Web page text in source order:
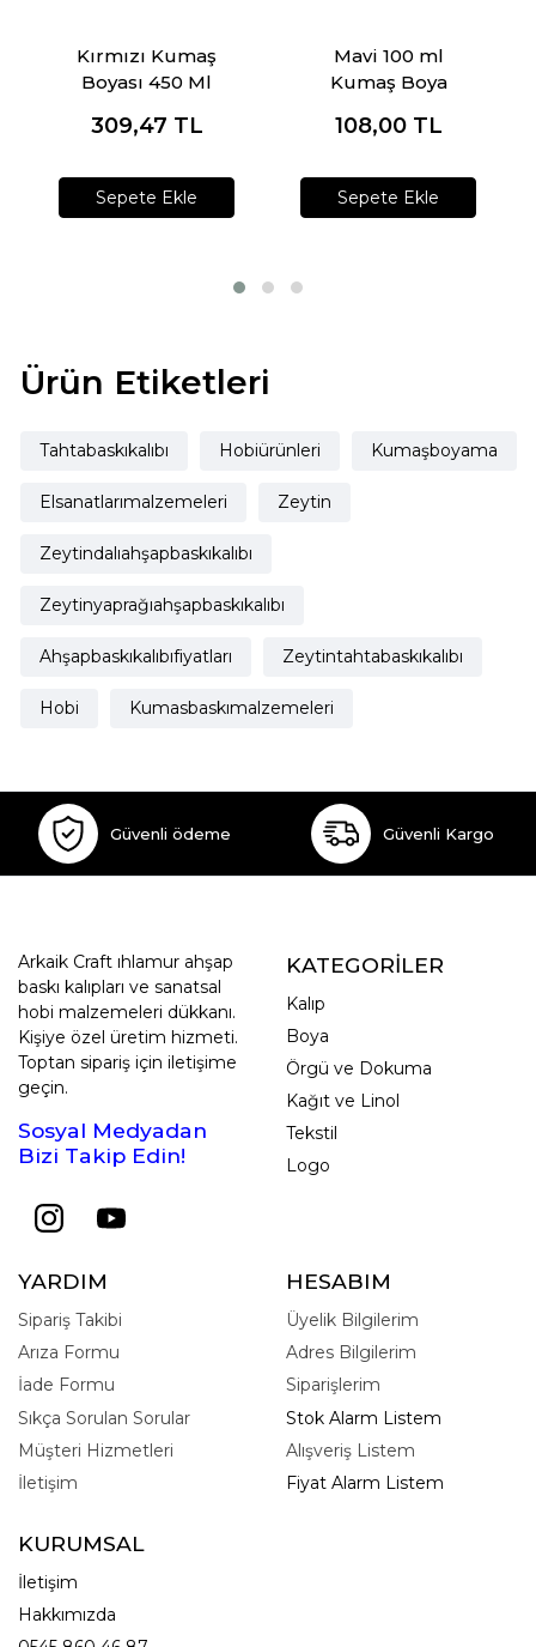
Kırmızı Kumaş
Boyası 450 Ml
309,47 TL
Sepete Ekle
Mavi 100 ml
Kumaş Boya
108,00 TL
Sepete Ekle
Ürün Etiketleri
Tahtabaskıkalıbı Hobiürünleri Kumaşboyama
Elsanatlarımalzemeleri Zeytin
Zeytindalıahşapbaskıkalıbı
Zeytinyaprağıahşapbaskıkalıbı
Ahşapbaskıkalıbıfiyatları Zeytintahtabaskıkalıbı
Hobi Kumasbaskımalzemeleri
Güvenli ödeme Güvenli Kargo
Arkaik Craft ıhlamur ahşap
baskı kalıpları ve sanatsal
hobi malzemeleri dükkanı.
Kişiye özel üretim hizmeti.
Toptan sipariş için iletişime
geçin.
Sosyal Medyadan
Bizi Takip Edin!
KATEGORİLER
Kalıp
Boya
Örgü ve Dokuma
Kağıt ve Linol
Tekstil
Logo
YARDIM
Sipariş Takibi
Arıza Formu
İade Formu
Sıkça Sorulan Sorular
Müşteri Hizmetleri
İletişim
HESABIM
Üyelik Bilgilerim
Adres Bilgilerim
Siparişlerim
Stok Alarm Listem
Alışveriş Listem
Fiyat Alarm Listem
KURUMSAL
İletişim
Hakkımızda